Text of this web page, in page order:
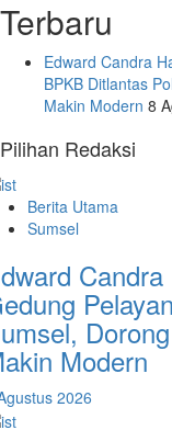
Terbaru
Edward Candra
BPKB Ditlantas
Makin Modern 8
Pilihan Redaksi
Berita Utama
Sumsel
Modern
2026